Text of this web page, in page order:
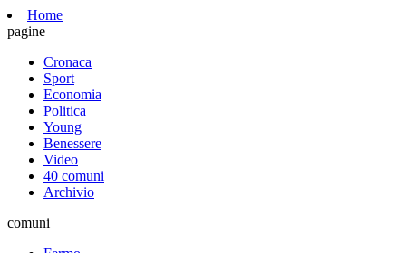
Home
pagine
Cronaca
Sport
Economia
Politica
Young
Benessere
Video
40 comuni
Archivio
comuni